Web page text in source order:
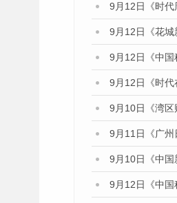
9月12日《时
9月12日《花
9月12日《中
9月12日《时
9月10日《湾
9月11日《广
9月10日《中
9月12日《中